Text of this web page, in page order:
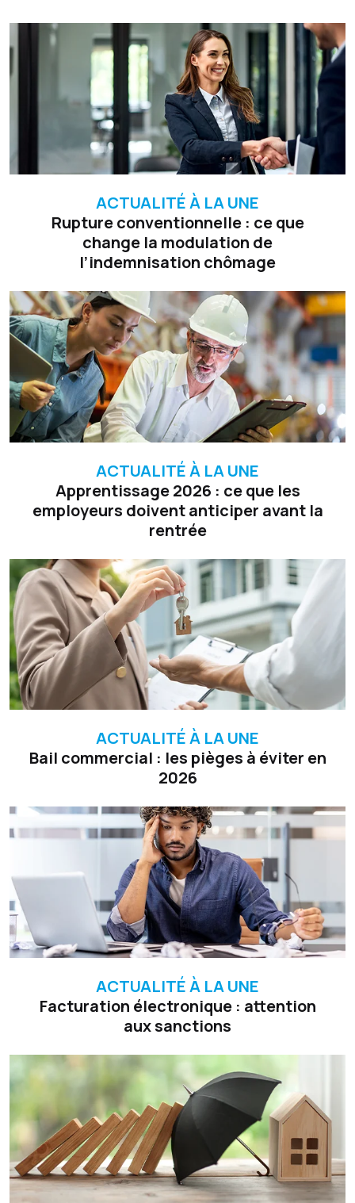
ACTUALITÉ À LA UNE
Rupture conventionnelle : ce que
change la modulation de
l’indemnisation chômage
ACTUALITÉ À LA UNE
Apprentissage 2026 : ce que les
employeurs doivent anticiper avant la
rentrée
ACTUALITÉ À LA UNE
Bail commercial : les pièges à éviter en
2026
ACTUALITÉ À LA UNE
Facturation électronique : attention
aux sanctions